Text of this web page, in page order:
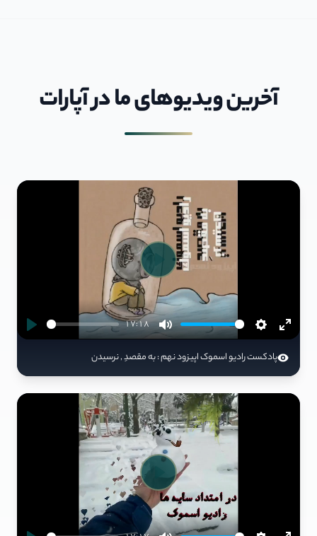
آخرین ویديوهای ما در آپارات
17:18
Play
پادکست رادیو اسموک اپیزود نهم : به مقصدِ , نرسیدن
Play